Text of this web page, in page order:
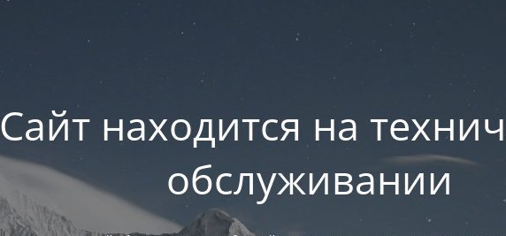
Сайт находится на
обслуживании